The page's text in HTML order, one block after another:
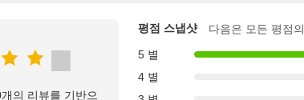
의 리뷰를 기반으
평점 스냅샷
다음은 모든 평점
5 별
4 별